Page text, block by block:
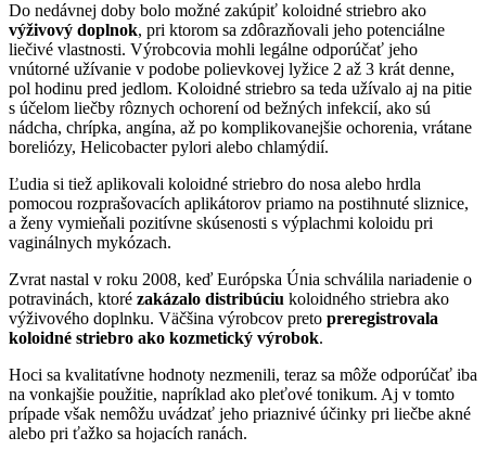
Do nedávnej doby bolo možné zakúpiť koloidné striebro ako
výživový doplnok, pri ktorom sa zdôrazňovali jeho potenciálne
liečivé vlastnosti. Výrobcovia mohli legálne odporúčať jeho
vnútorné užívanie v podobe polievkovej lyžice 2 až 3 krát denne,
pol hodinu pred jedlom. Koloidné striebro sa teda užívalo aj na pitie
s účelom liečby rôznych ochorení od bežných infekcií, ako sú
nádcha, chrípka, angína, až po komplikovanejšie ochorenia, vrátane
boreliózy, Helicobacter pylori alebo chlamýdií.
Ľudia si tiež aplikovali koloidné striebro do nosa alebo hrdla
pomocou rozprašovacích aplikátorov priamo na postihnuté sliznice,
a ženy vymieňali pozitívne skúsenosti s výplachmi koloidu pri
vaginálnych mykózach.
Zvrat nastal v roku 2008, keď Európska Únia schválila nariadenie o
potravinách, ktoré zakázalo distribúciu koloidného striebra ako
výživového doplnku. Väčšina výrobcov preto preregistrovala
koloidné striebro ako kozmetický výrobok.
Hoci sa kvalitatívne hodnoty nezmenili, teraz sa môže odporúčať iba
na vonkajšie použitie, napríklad ako pleťové tonikum. Aj v tomto
prípade však nemôžu uvádzať jeho priaznivé účinky pri liečbe akné
alebo pri ťažko sa hojacích ranách.